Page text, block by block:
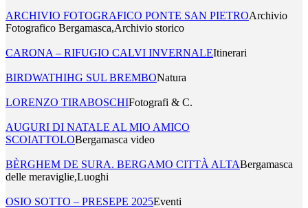
ARCHIVIO FOTOGRAFICO PONTE SAN PIETROArchivio
Fotografico Bergamasca,Archivio storico
CARONA – RIFUGIO CALVI INVERNALEItinerari
BIRDWATHIHG SUL BREMBONatura
LORENZO TIRABOSCHIFotografi & C.
AUGURI DI NATALE AL MIO AMICO
SCOIATTOLOBergamasca video
BÈRGHEM DE SURA. BERGAMO CITTÀ ALTABergamasca
delle meraviglie,Luoghi
OSIO SOTTO – PRESEPE 2025Eventi